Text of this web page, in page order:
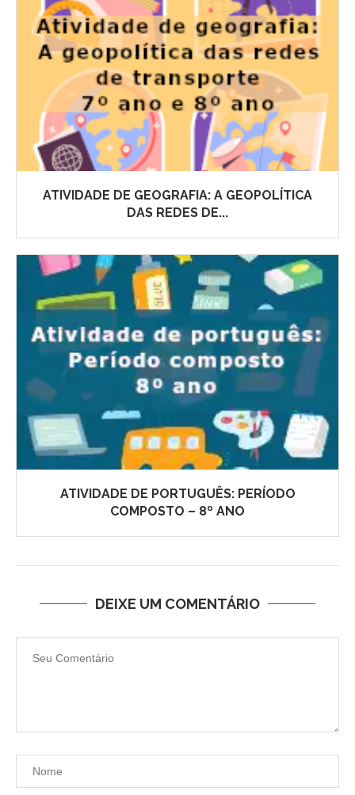
ATIVIDADE DE GEOGRAFIA: A GEOPOLÍTICA
DAS REDES DE...
ATIVIDADE DE PORTUGUÊS: PERÍODO
COMPOSTO – 8º ANO
DEIXE UM COMENTÁRIO